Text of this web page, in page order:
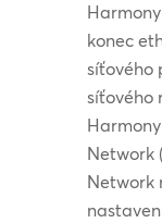
konec
síťového
síťového
Network
Network